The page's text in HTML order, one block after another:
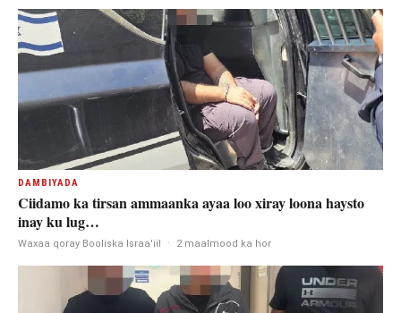
DAMBIYADA
Ciidamo ka tirsan ammaanka ayaa loo xiray loona haysto
inay ku lug…
Waxaa qoray Booliska Israa'iil · 2 maalmood ka hor